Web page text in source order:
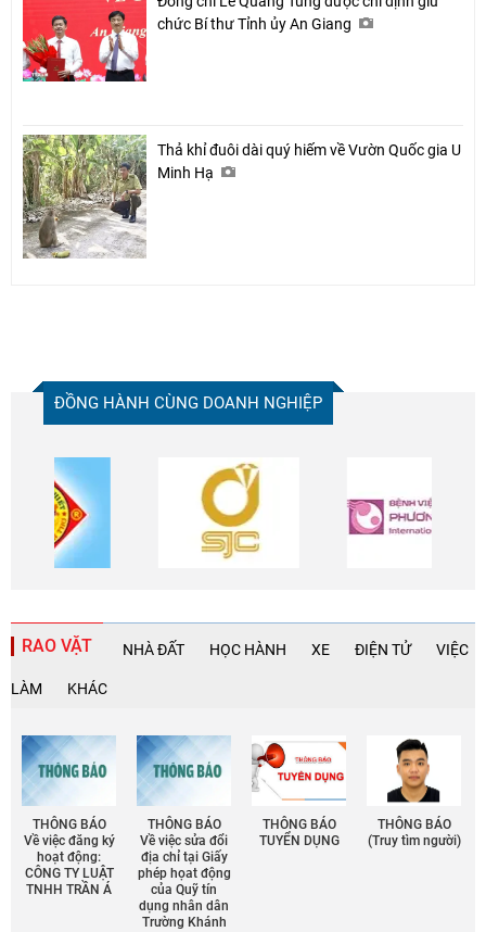
chức Bí thư Tỉnh ủy An Giang
Thả khỉ đuôi dài quý hiếm về Vườn Quốc gia U
Minh Hạ
ĐỒNG HÀNH CÙNG DOANH NGHIỆP
RAO VẶT NHÀ ĐẤT HỌC HÀNH XE ĐIỆN TỬ VIỆC
LÀM KHÁC
THÔNG BÁO
Về việc đăng ký
hoạt động:
CÔNG TY LUẬT
TNHH TRẦN Á
THÔNG BÁO
Về việc sửa đổi
địa chỉ tại Giấy
phép họat động
của Quỹ tín
dụng nhân dân
Trường Khánh
THÔNG BÁO
TUYỂN DỤNG
THÔNG BÁO
(Truy tìm người)